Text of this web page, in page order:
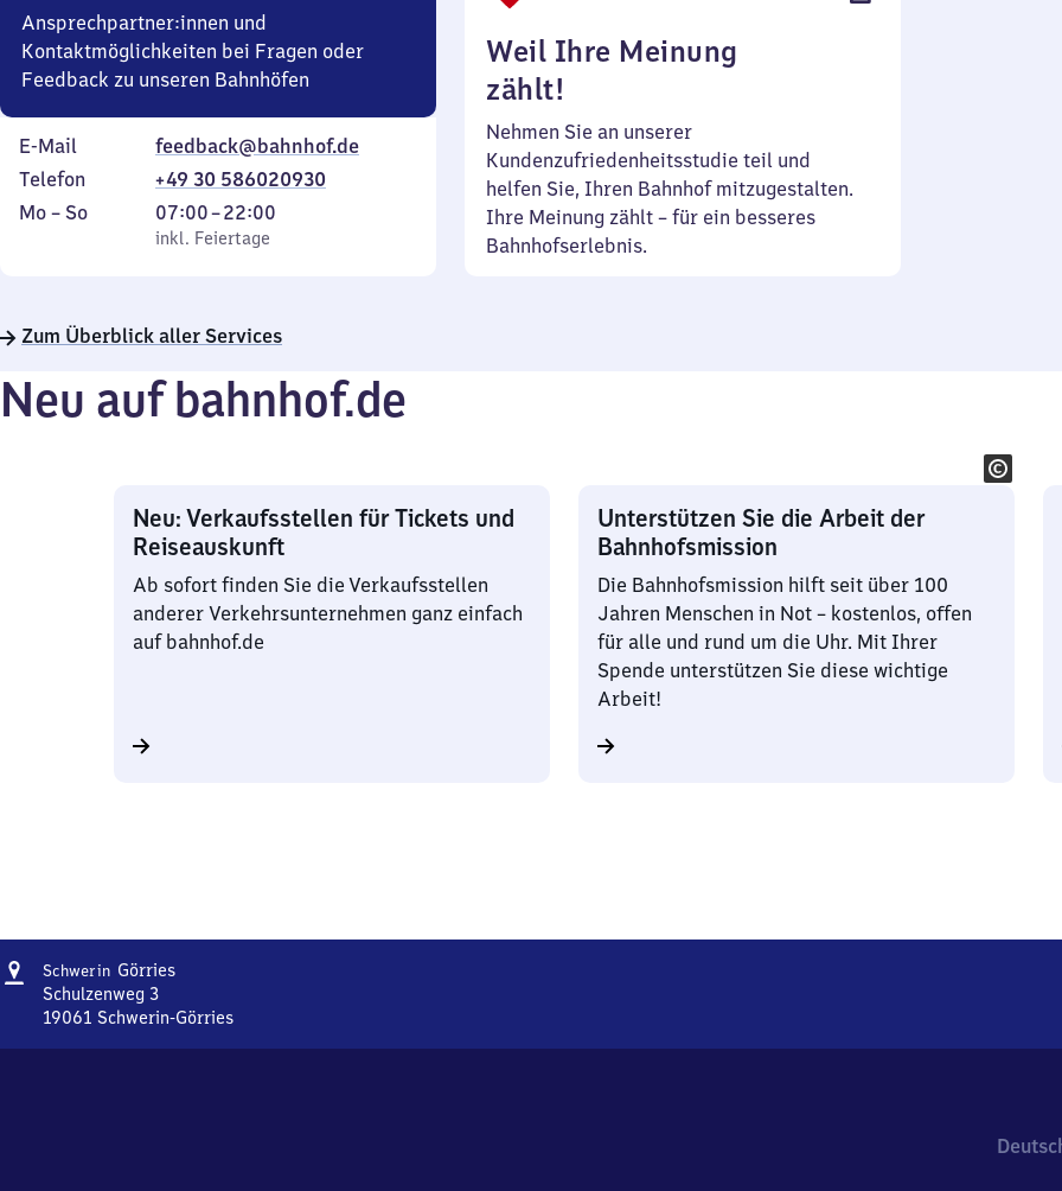
Ansprechpartner:innen und
Kontaktmöglichkeiten bei Fragen oder
Feedback zu unseren Bahnhöfen
E-Mail
feedback@bahnhof.de
Telefon
+49 30 586020930
Montag
Mo – So,
inkl. Feiertage
07:00–22:00
Von
7
22
inkl. Feiertage
Weil Ihre Meinung
zählt!
Nehmen Sie an unserer
Kundenzufriedenheitsstudie teil und
helfen Sie, Ihren Bahnhof mitzugestalten.
Ihre Meinung zählt – für ein besseres
Bahnhofserlebnis.
Zum Überblick aller Services
Neu auf bahnhof.de
Neu: Verkaufsstellen für Tickets und
Reiseauskunft
Ab sofort finden Sie die Verkaufsstellen
anderer Verkehrsunternehmen ganz einfach
auf bahnhof.de
Unterstützen Sie die Arbeit der
Bahnhofsmission
Die Bahnhofsmission hilft seit über 100
Jahren Menschen in Not – kostenlos, offen
für alle und rund um die Uhr. Mit Ihrer
Spende unterstützen Sie diese wichtige
Arbeit!
Adresse
Schwerin GörriesSchwerin-
Schulzenweg 3
19061 Schwerin-Görries